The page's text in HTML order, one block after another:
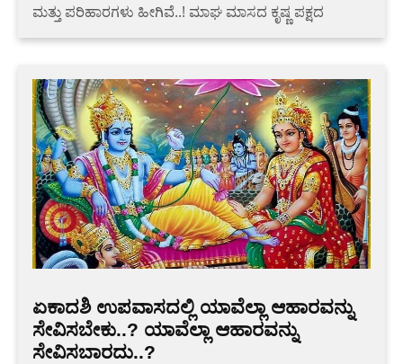
ಮತ್ತು ಪರಿಹಾರಗಳು ಹೀಗಿವೆ..! ಮಾಘ ಮಾಸದ ಕೃಷ್ಣ ಪಕ್ಷದ
ಏಕಾದಶಿ ಉಪವಾಸದಲ್ಲಿ ಯಾವೆಲ್ಲಾ ಆಹಾರವನ್ನು
ಸೇವಿಸಬೇಕು..? ಯಾವೆಲ್ಲಾ ಆಹಾರವನ್ನು
ಸೇವಿಸಬಾರದು..?